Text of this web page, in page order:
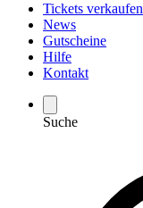
Tickets verkaufen
News
Gutscheine
Hilfe
Kontakt
Suche